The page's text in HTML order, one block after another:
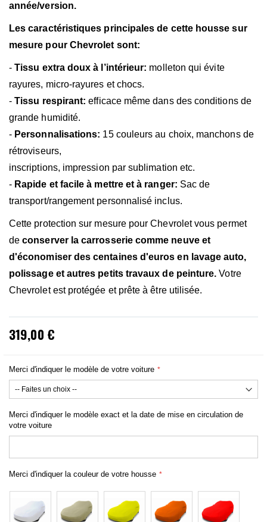
année/version.
Les caractéristiques principales de cette housse sur
mesure pour Chevrolet sont:
-Tissu extra doux à l’intérieur: molleton qui évite
rayures, micro-rayures et chocs.
-Tissu respirant: efficace même dans des conditions de
grande humidité.
- Personnalisations: 15 couleurs au choix, manchons de
rétroviseurs,
inscriptions, impression par sublimation etc.
- Rapide et facile à mettre et à ranger: Sac de
transport/rangement personnalisé inclus.
Cette protection sur mesure pour Chevrolet vous permet
deconserver la carrosserie comme neuve et
d'économiser des centaines d'euros en lavage auto,
polissage et autres petits travaux de peinture. Votre
Chevrolet est protégée et prête à être utilisée.
319,00 €
Merci d'indiquer le modèle de votre voiture
Merci d'indiquer le modèle exact et la date de mise en circulation de
votre voiture
Merci d'indiquer la couleur de votre housse